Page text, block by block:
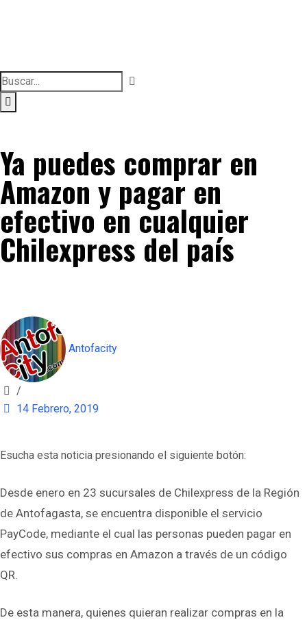
Ya puedes comprar en
Amazon y pagar en
efectivo en cualquier
Chilexpress del país
Antofacity
/
14 Febrero, 2019
Esucha esta noticia presionando el siguiente botón:
Desde enero en 23 sucursales de Chilexpress de la Región
de Antofagasta, se encuentra disponible el servicio
PayCode, mediante el cual las personas pueden pagar en
efectivo sus compras en Amazon a través de un código
QR.
De esta manera, quienes quieran realizar compras en la